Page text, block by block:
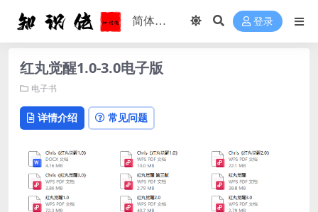
登录
红丸觉醒1.0-3.0电子版
电子书
详情介绍 常见问题